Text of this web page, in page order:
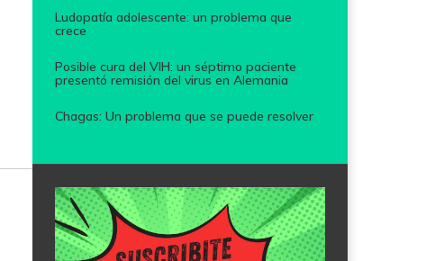
Ludopatía adolescente: un problema que
crece
Posible cura del VIH: un séptimo paciente
presentó remisión del virus en Alemania
Chagas: Un problema que se puede resolver